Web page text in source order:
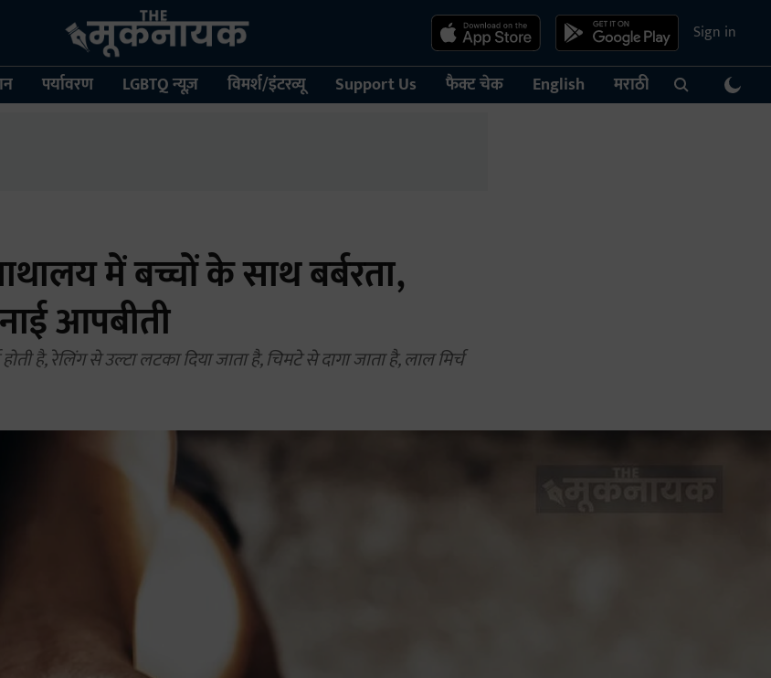
Sign in
पर्यावरण LGBTQ न्यूज़ विमर्श/इंटरव्यू Support Us फैक्ट चेक English मराठी
में बच्चों के साथ बर्बरता,
आपबीती
है, रेलिंग से उल्टा लटका दिया जाता है, चिमटे से दागा जाता है, लाल मिर्च